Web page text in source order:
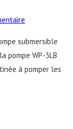
submersible
pompe WP-3LB
à pomper les